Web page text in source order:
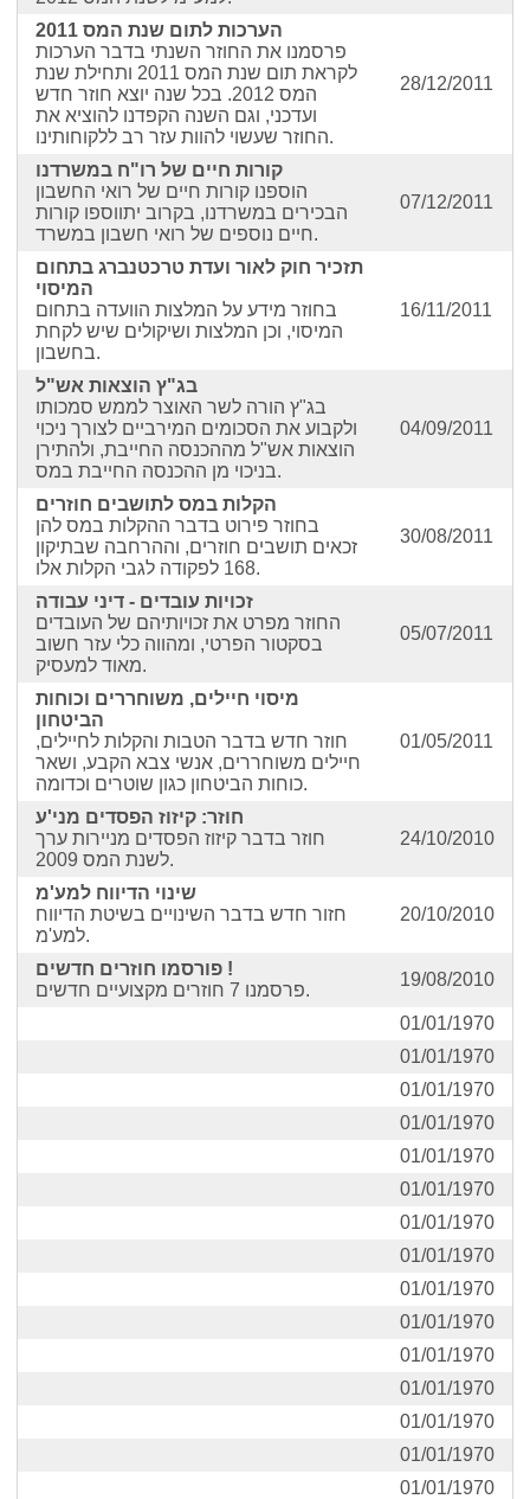
הערכות לתום שנת המס 2011
פרסמנו את החוזר השנתי בדבר הערכות
לקראת תום שנת המס 2011 ותחילת שנת
המס 2012. בכל שנה יוצא חוזר חדש
ועדכני, וגם השנה הקפדנו להוציא את
החוזר שעשוי להוות עזר רב ללקוחותינו.
28/12/2011
קורות חיים של רו"ח במשרדנו
הוספנו קורות חיים של רואי החשבון
הבכירים במשרדנו, בקרוב יתווספו קורות
חיים נוספים של רואי חשבון במשרד.
07/12/2011
תזכיר חוק לאור ועדת טרכטנברג בתחום
המיסוי
בחוזר מידע על המלצות הוועדה בתחום
המיסוי, וכן המלצות ושיקולים שיש לקחת
בחשבון.
16/11/2011
בג"ץ הוצאות אש"ל
בג"ץ הורה לשר האוצר לממש סמכותו
ולקבוע את הסכומים המירביים לצורך ניכוי
הוצאות אש"ל מההכנסה החייבת, ולהתירן
בניכוי מן ההכנסה החייבת במס.
04/09/2011
הקלות במס לתושבים חוזרים
בחוזר פירוט בדבר ההקלות במס להן
זכאים תושבים חוזרים, וההרחבה שבתיקון
168 לפקודה לגבי הקלות אלו.
30/08/2011
זכויות עובדים - דיני עבודה
החוזר מפרט את זכויותיהם של העובדים
בסקטור הפרטי, ומהווה כלי עזר חשוב
מאוד למעסיק.
05/07/2011
מיסוי חיילים, משוחררים וכוחות
הביטחון
חוזר חדש בדבר הטבות והקלות לחיילים,
חיילים משוחררים, אנשי צבא הקבע, ושאר
כוחות הביטחון כגון שוטרים וכדומה.
01/05/2011
חוזר: קיזוז הפסדים מני'ע
חוזר בדבר קיזוז הפסדים מניירות ערך
לשנת המס 2009.
24/10/2010
שינוי הדיווח למע'מ
חזור חדש בדבר השינויים בשיטת הדיווח
למע'מ.
20/10/2010
פורסמו חוזרים חדשים !
פרסמנו 7 חוזרים מקצועיים חדשים.
19/08/2010
01/01/1970
01/01/1970
01/01/1970
01/01/1970
01/01/1970
01/01/1970
01/01/1970
01/01/1970
01/01/1970
01/01/1970
01/01/1970
01/01/1970
01/01/1970
01/01/1970
01/01/1970